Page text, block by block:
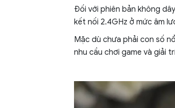
Đối với phiên bản không
kết nối 2.4GHz ở mức âm
Mặc dù chưa phải con số
nhu cầu chơi game và giải